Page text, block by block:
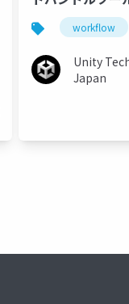
設定とアセット
フローを簡単に
workflow
Unity
Japan